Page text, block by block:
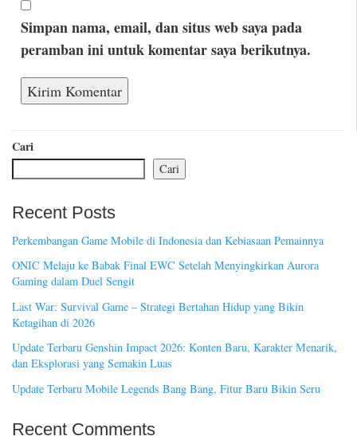
Simpan nama, email, dan situs web saya pada
peramban ini untuk komentar saya berikutnya.
Cari
Cari
Recent Posts
Perkembangan Game Mobile di Indonesia dan Kebiasaan Pemainnya
ONIC Melaju ke Babak Final EWC Setelah Menyingkirkan Aurora
Gaming dalam Duel Sengit
Last War: Survival Game – Strategi Bertahan Hidup yang Bikin
Ketagihan di 2026
Update Terbaru Genshin Impact 2026: Konten Baru, Karakter Menarik,
dan Eksplorasi yang Semakin Luas
Update Terbaru Mobile Legends Bang Bang, Fitur Baru Bikin Seru
Recent Comments